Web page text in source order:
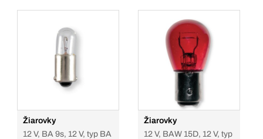
Žiarovky
12 V, BA 9s, 12 V, typ BA
Žiarovky
12 V, BAW 15D, 12 V, typ